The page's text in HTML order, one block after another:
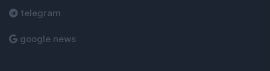
telegram
google news